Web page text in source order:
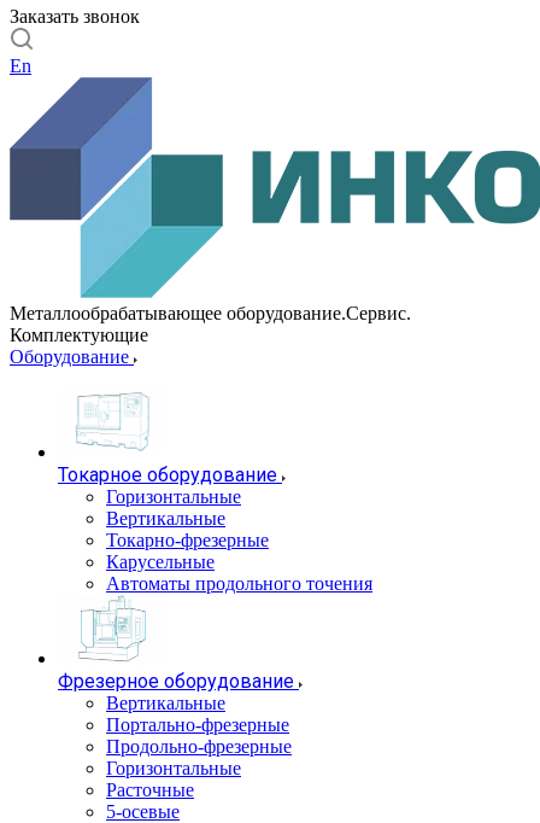
Заказать звонок
En
Металлообрабатывающее оборудование.Сервис.
Комплектующие
Оборудование
Токарное оборудование
Горизонтальные
Вертикальные
Токарно-фрезерные
Карусельные
Автоматы продольного точения
Фрезерное оборудование
Вертикальные
Портально-фрезерные
Продольно-фрезерные
Горизонтальные
Расточные
5-осевые